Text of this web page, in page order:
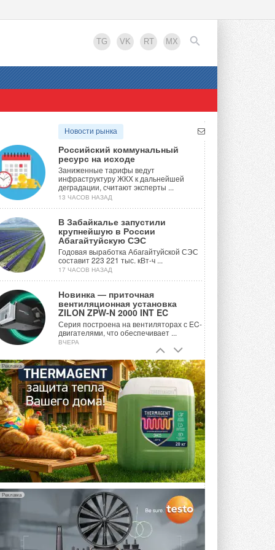
TG VK RT MX
EN
Новости рынка
Российский коммунальный
ресурс на исходе
Заниженные тарифы ведут
инфраструктуру ЖКХ к дальнейшей
деградации, считают эксперты ...
13 ЧАСОВ НАЗАД
В Забайкалье запустили
крупнейшую в России
Абагайтуйскую СЭС
Годовая выработка Абагайтуйской СЭС
составит 223 221 тыс. кВт-ч ...
17 ЧАСОВ НАЗАД
Новинка — приточная
вентиляционная установка
ZILON ZPW-N 2000 INT EC
Серия построена на вентиляторах с EC-
двигателями, что обеспечивает ...
ВЧЕРА
Учёные ЮУрГУ создали
каскадную установку,
объединяющую солнечную и
геотермальную энергию
Природосберегающие технологии ...
ВЧЕРА
Для Арктики создали
технологию защиты
ветрогенераторов от аварий
Разработка учитывает влияние
мерзлоты, обледенения и снеговых ...
ВЧЕРА
Гибридный тепловой насос PV/T
с одним общим испарителем
Исследователи предложили
конструкцию двухисточникового ...
Реклама
Реклама